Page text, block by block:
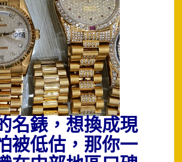
名錶，想換成現
被低估，那你一